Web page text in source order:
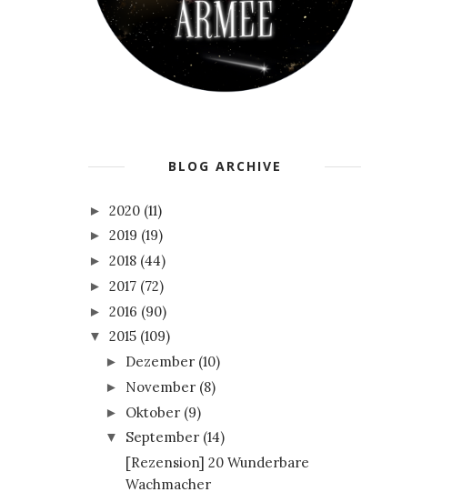
BLOG ARCHIVE
► 2020 (11)
► 2019 (19)
► 2018 (44)
► 2017 (72)
► 2016 (90)
▼ 2015 (109)
► Dezember (10)
► November (8)
► Oktober (9)
▼ September (14)
[Rezension] 20 Wunderbare
Wachmacher